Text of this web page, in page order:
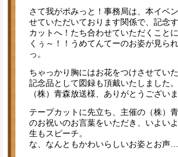
さて我がポみっと！事務局は、本イベ
せていただいております関係で、記念
カットへ！たち合わせていただくこと
くぅ～！！うめてんてーのお姿が見ら
っ。
ちゃっかり胸にはお花をつけさせていた
記念品として図録も頂戴いたしました。
（株）青森放送様、ありがとうござい
テープカットに先立ち、主催の（株）
のお祝いのお言葉をいただき、いよい
生もスピーチ。
な、なんともかわいらしいお姿とお声…